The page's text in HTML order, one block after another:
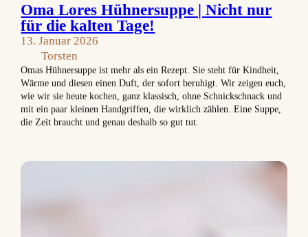
Oma Lores Hühnersuppe | Nicht nur
für die kalten Tage!
13. Januar 2026
Torsten
Omas Hühnersuppe ist mehr als ein Rezept. Sie steht für Kindheit,
Wärme und diesen einen Duft, der sofort beruhigt. Wir zeigen euch,
wie wir sie heute kochen, ganz klassisch, ohne Schnickschnack und
mit ein paar kleinen Handgriffen, die wirklich zählen. Eine Suppe,
die Zeit braucht und genau deshalb so gut tut.